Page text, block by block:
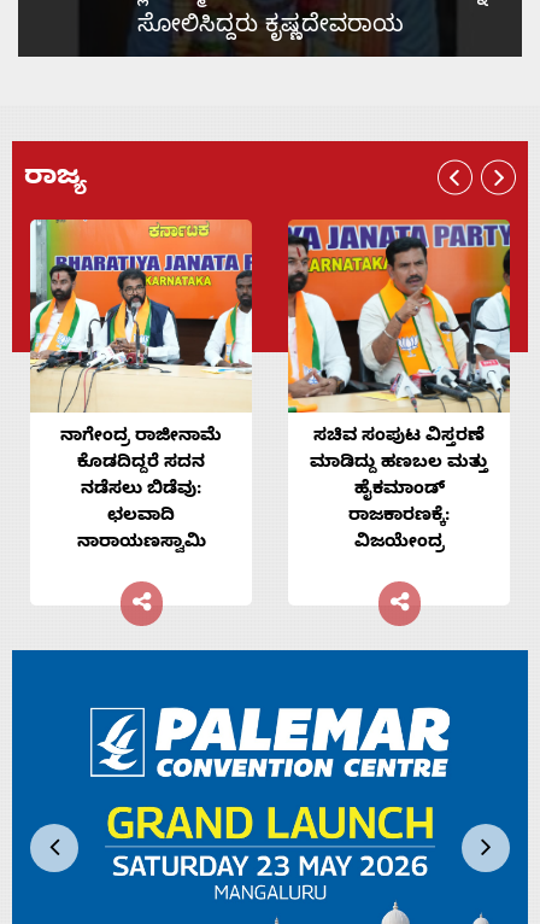
ಧ್ವಜಾರೋಹಣದ ಹಿಂದಿನ ಪ್ರೇರಣೆ
ರಾಜ್ಯ
ನಾಗೇಂದ್ರ ರಾಜೀನಾಮೆ
ಕೊಡದಿದ್ದರೆ ಸದನ
ನಡೆಸಲು ಬಿಡೆವು:
ಛಲವಾದಿ
ನಾರಾಯಣಸ್ವಾಮಿ
ಸಚಿವ ಸಂಪುಟ ವಿಸ್ತರಣೆ
ಮಾಡಿದ್ದು ಹಣಬಲ ಮತ್ತು
ಹೈಕಮಾಂಡ್
ರಾಜಕಾರಣಕ್ಕೆ:
ವಿಜಯೇಂದ್ರ